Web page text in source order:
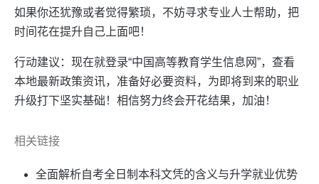
如果你还犹豫或者觉得繁琐，不妨寻求专业人士帮助，把
时间花在提升自己上面吧！
行动建议：现在就登录“中国高等教育学生信息网”，查看
本地最新政策资讯，准备好必要资料，为即将到来的职业
升级打下坚实基础！相信努力终会开花结果，加油！
相关链接
全面解析自考全日制本科文凭的含义与升学就业优势